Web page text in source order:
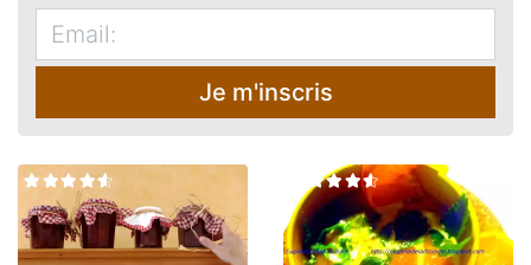
Je m'inscris